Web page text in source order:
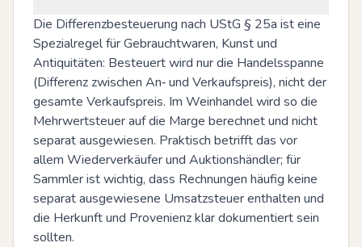
Die Differenzbesteuerung nach UStG § 25a ist eine
Spezialregel für Gebrauchtwaren, Kunst und
Antiquitäten: Besteuert wird nur die Handelsspanne
(Differenz zwischen An‑ und Verkaufspreis), nicht der
gesamte Verkaufspreis. Im Weinhandel wird so die
Mehrwertsteuer auf die Marge berechnet und nicht
separat ausgewiesen. Praktisch betrifft das vor
allem Wiederverkäufer und Auktionshändler; für
Sammler ist wichtig, dass Rechnungen häufig keine
separat ausgewiesene Umsatzsteuer enthalten und
die Herkunft und Provenienz klar dokumentiert sein
sollten.